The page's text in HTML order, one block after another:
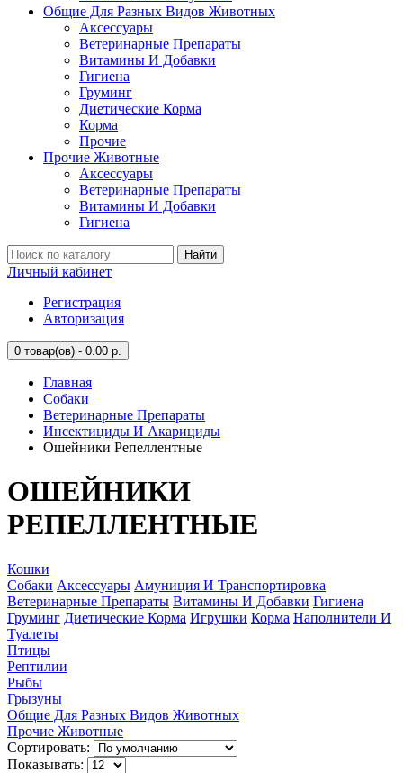
Общие Для Разных Видов Животных
Аксессуары
Ветеринарные Препараты
Витамины И Добавки
Гигиена
Груминг
Диетические Корма
Корма
Прочие
Прочие Животные
Аксессуары
Ветеринарные Препараты
Витамины И Добавки
Гигиена
Найти
Личный кабинет
Регистрация
Авторизация
0 товар(ов) - 0.00 р.
Главная
Собаки
Ветеринарные Препараты
Инсектициды И Акарициды
Ошейники Репеллентные
ОШЕЙНИКИ
РЕПЕЛЛЕНТНЫЕ
Кошки
Собаки Аксессуары Амуниция И Транспортировка
Ветеринарные Препараты Витамины И Добавки Гигиена
Груминг Диетические Корма Игрушки Корма Наполнители И
Туалеты
Птицы
Рептилии
Рыбы
Грызуны
Общие Для Разных Видов Животных
Прочие Животные
Сортировать:
Показывать: